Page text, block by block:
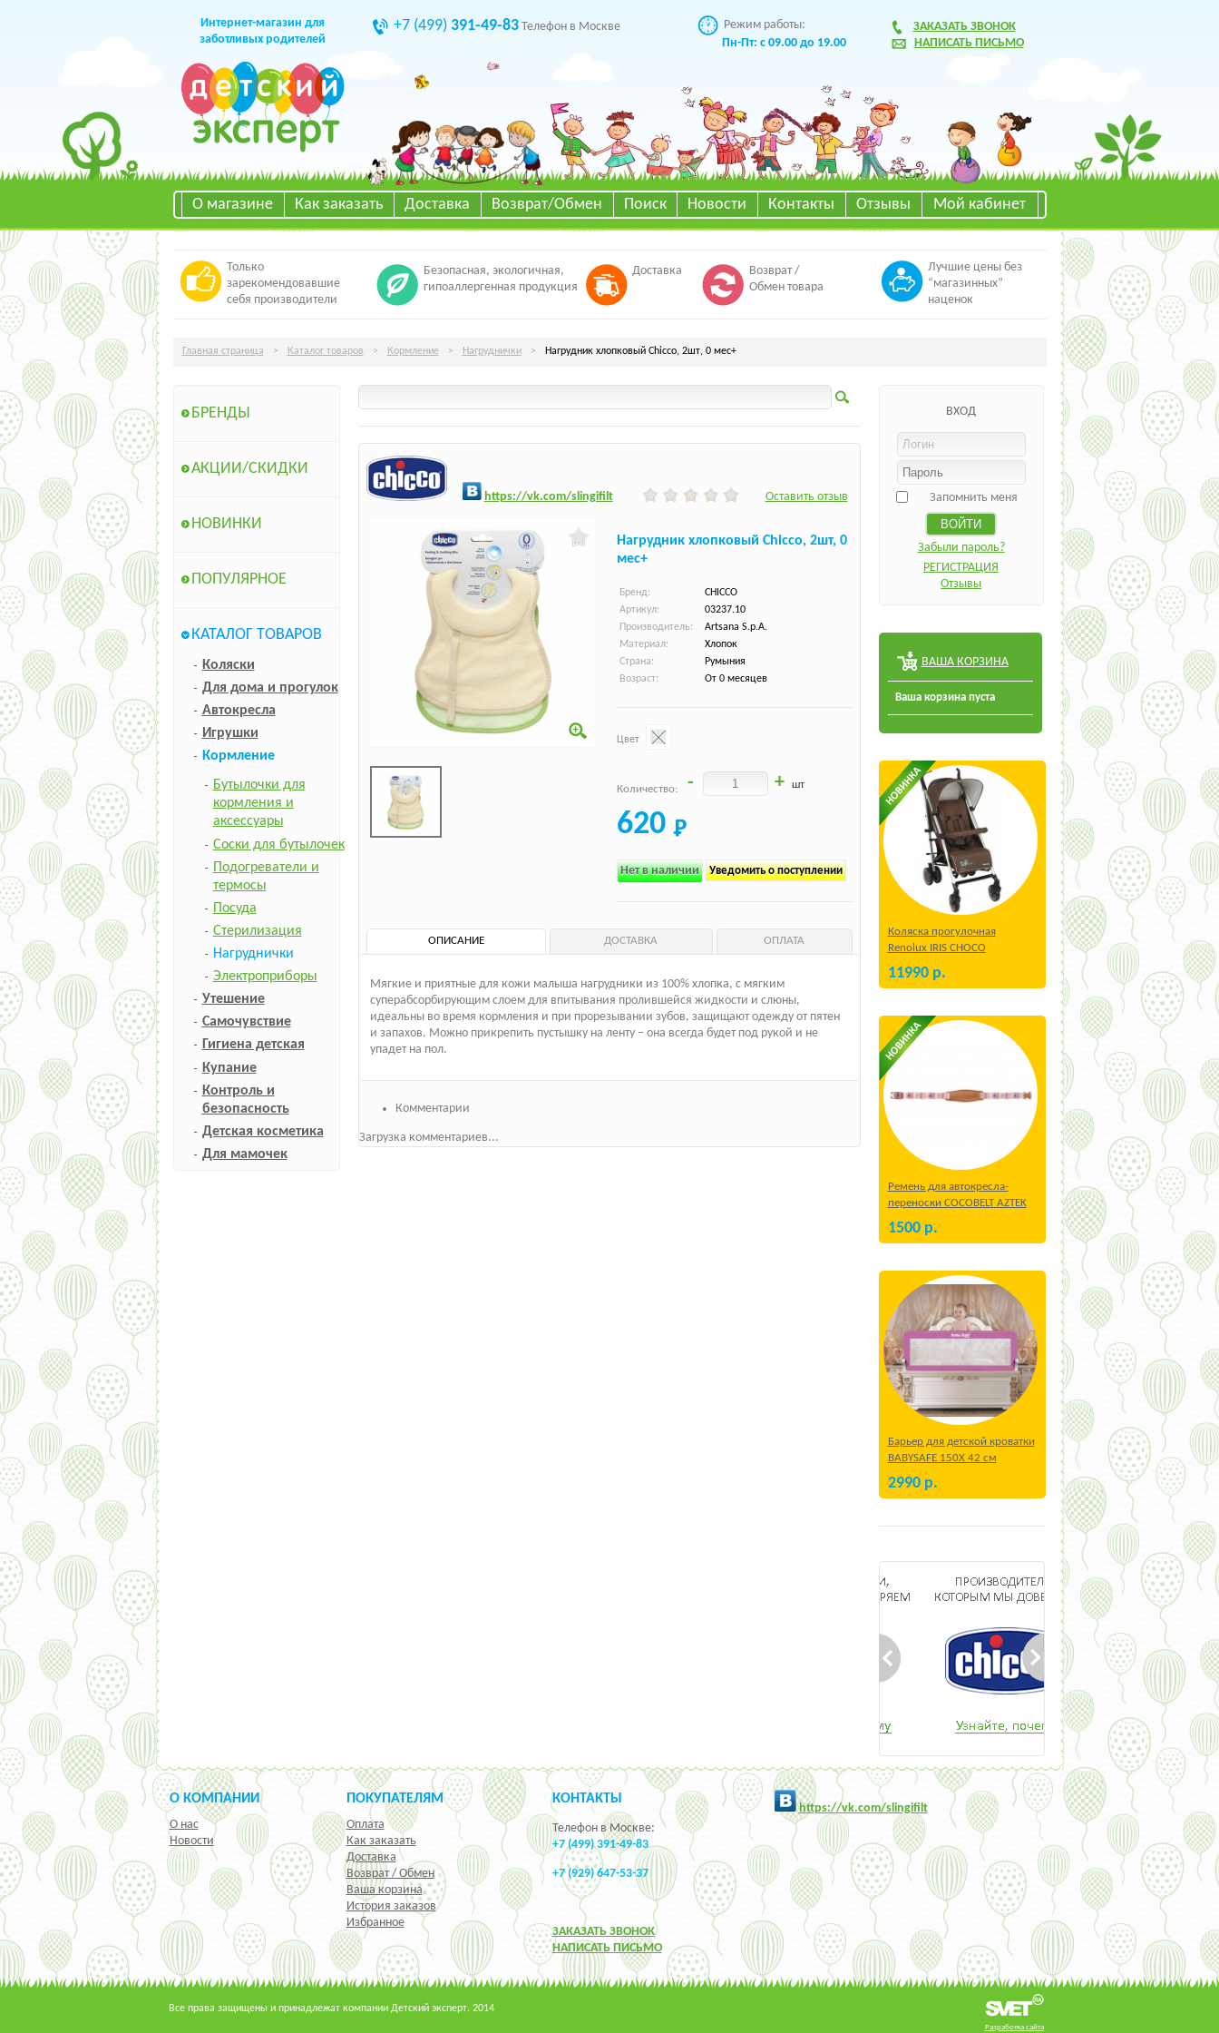
Интернет-магазин для
заботливых родителей
+7 (499) 391-49-83Телефон в Москве
Режим работы:
Пн-Пт: с 09.00 до 19.00
ЗАКАЗАТЬ ЗВОНОК
НАПИСАТЬ ПИСЬМО
О магазине Как заказать Доставка Возврат/Обмен Поиск Новости Контакты Отзывы Мой кабинет
Только
зарекомендовавшие
себя производители
Безопасная, экологичная,
гипоаллергенная продукция
Доставка
Возврат /
Обмен товара
Лучшие цены без
“магазинных”
наценок
Главная страница > Каталог товаров > Кормление > Нагруднички > Нагрудник хлопковый Chicco, 2шт, 0 мес+
БРЕНДЫ
АКЦИИ/СКИДКИ
НОВИНКИ
ПОПУЛЯРНОЕ
КАТАЛОГ ТОВАРОВ
Коляски
Для дома и прогулок
Автокресла
Игрушки
Кормление
Бутылочки для
кормления и
аксессуары
Соски для бутылочек
Подогреватели и
термосы
Посуда
Стерилизация
Нагруднички
Электроприборы
Утешение
Самочувствие
Гигиена детская
Купание
Контроль и
безопасность
Детская косметика
Для мамочек
https://vk.com/slingifilt Оставить отзыв
Нагрудник хлопковый Chicco, 2шт, 0
мес+
Бренд:
CHICCO
Артикул:
03237.10
Производитель:
Artsana S.p.A.
Материал:
Хлопок
Страна:
Румыния
Возраст:
От 0 месяцев
Цвет
Количество: - + шт
620
Нет в наличии Уведомить о поступлении
ОПИСАНИЕ ДОСТАВКА ОПЛАТА
Мягкие и приятные для кожи малыша нагрудники из 100% хлопка, с мягким
суперабсорбирующим слоем для впитывания пролившейся жидкости и слюны,
идеальны во время кормления и при прорезывании зубов, защищают одежду от пятен
и запахов. Можно прикрепить пустышку на ленту – она всегда будет под рукой и не
упадет на пол.
Комментарии
Загрузка комментариев...
ВХОД
Запомнить меня
Забыли пароль?
РЕГИСТРАЦИЯ
Отзывы
ВАША КОРЗИНА
Ваша корзина пуста
Коляска прогулочная
Renolux IRIS CHOCO
11990 р.
Ремень для автокресла-
переноски COCOBELT AZTEK
1500 р.
Барьер для детской кроватки
BABYSAFE 150Х 42 см
Бежевый
2990 р.
О КОМПАНИИ
О нас
Новости
ПОКУПАТЕЛЯМ
Оплата
Как заказать
Доставка
Возврат / Обмен
Ваша корзина
История заказов
Избранное
КОНТАКТЫ
Телефон в Москве:
+7 (499) 391-49-83
+7 (929) 647-53-37
ЗАКАЗАТЬ ЗВОНОК
НАПИСАТЬ ПИСЬМО
https://vk.com/slingifilt
Разработка сайта
Все права защищены и принадлежат компании Детский эксперт. 2014